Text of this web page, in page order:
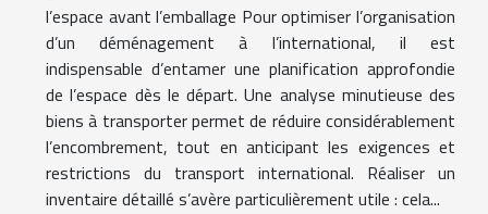
l’espace avant l’emballage Pour optimiser l’organisation
d’un déménagement à l’international, il est
indispensable d’entamer une planification approfondie
de l’espace dès le départ. Une analyse minutieuse des
biens à transporter permet de réduire considérablement
l’encombrement, tout en anticipant les exigences et
restrictions du transport international. Réaliser un
inventaire détaillé s’avère particulièrement utile : cela...